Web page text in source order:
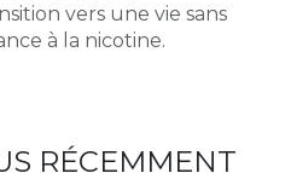
vers une vie sans
à la nicotine.
RÉCEMMENT